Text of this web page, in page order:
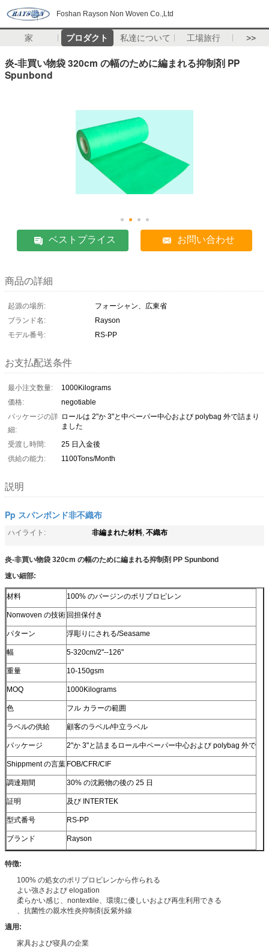
Foshan Rayson Non Woven Co.,Ltd
家 プロダクト 私達について 工場旅行 >>
炎-非買い物袋 320cm の幅のために編まれる抑制剤 PP
Spunbond
ベストプライス お問い合わせ
商品の詳細
起源の場所:
フォーシャン、広東省
ブランド名:
Rayson
モデル番号:
RS-PP
お支払配送条件
最小注文数量:
1000Kilograms
価格:
negotiable
パッケージの詳
細:
ロールは 2"か 3"と中ペーパー中心および polybag 外で詰まり
ました
受渡し時間:
25 日入金後
供給の能力:
1100Tons/Month
説明
Pp スパンボンド非不織布
ハイライト: 非編まれた材料, 不織布
炎-非買い物袋 320cm の幅のために編まれる抑制剤 PP Spunbond
速い細部:
材料 100% のバージンのポリプロピレン
Nonwoven の技術 回担保付き
パターン 浮彫りにされる/Seasame
幅 5-320cm/2"--126"
重量 10-150gsm
MOQ 1000Kilograms
色 フル カラーの範囲
ラベルの供給 顧客のラベル/中立ラベル
パッケージ 2"か 3"と詰まるロール中ペーパー中心および polybag 外で
Shippment の言葉 FOB/CFR/CIF
調達期間 30% の沈殿物の後の 25 日
証明 及び INTERTEK
型式番号 RS-PP
ブランド Rayson
特徴:
100% の処女のポリプロピレンから作られる
よい強さおよび elogation
柔らかい感じ、nontextile、環境に優しいおよび再生利用できる
、抗菌性の親水性炎抑制剤反紫外線
適用:
家具および寝具の企業